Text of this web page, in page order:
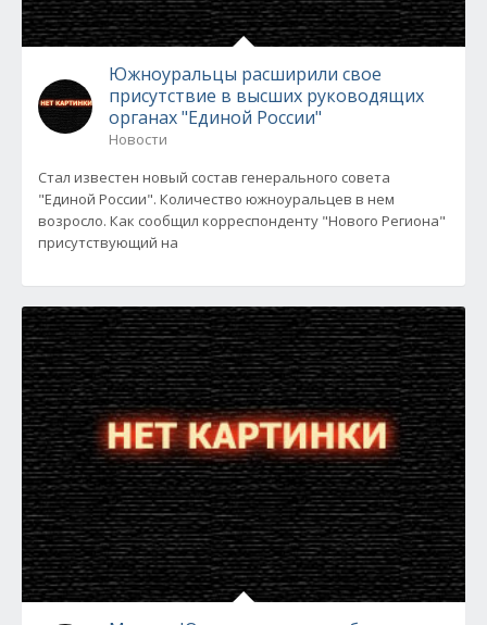
Южноуральцы расширили свое
присутствие в высших руководящих
органах "Единой России"
Новости
Стал известен новый состав генерального совета
"Единой России". Количество южноуральцев в нем
возросло. Как сообщил корреспонденту "Нового Региона"
присутствующий на